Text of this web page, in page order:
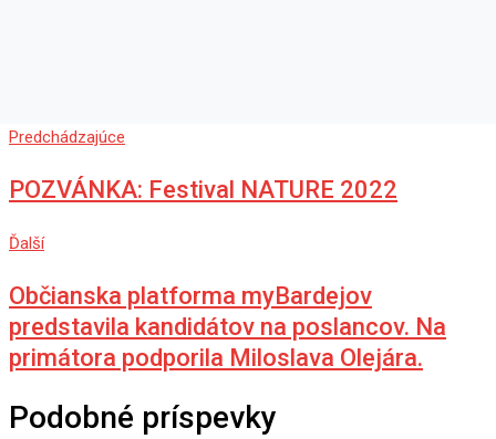
Predchádzajúce
POZVÁNKA: Festival NATURE 2022
Ďalší
Občianska platforma myBardejov
predstavila kandidátov na poslancov. Na
primátora podporila Miloslava Olejára.
Podobné príspevky